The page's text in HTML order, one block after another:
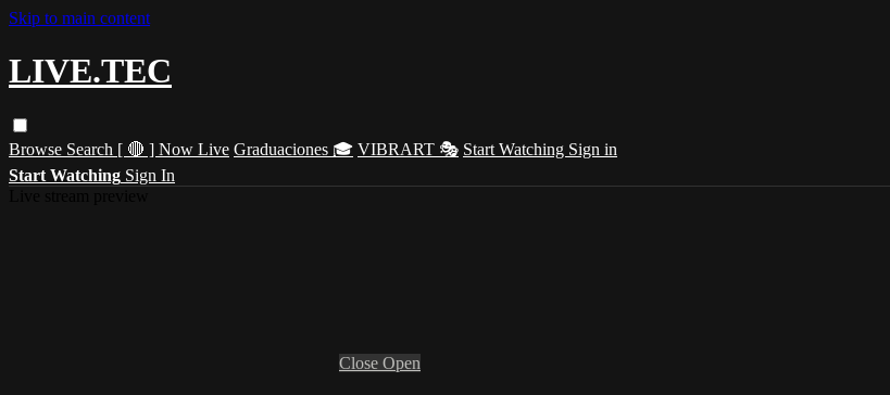
Skip to main content
LIVE.TEC
Browse Search [ 🔴 ] Now Live Graduaciones 🎓 VIBRART 🎭 Start Watching Sign in
Start Watching Sign In
Close Open